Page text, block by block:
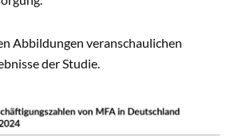
Abbildungen veranschaulichen
der Studie.